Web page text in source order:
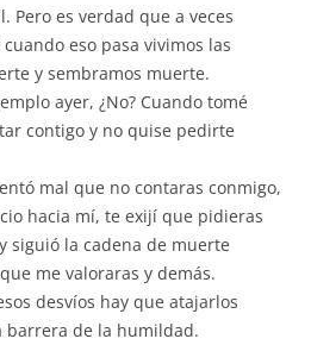
Pero es verdad que a veces
eso pasa vivimos las
y sembramos muerte.
ayer, ¿No? Cuando tomé
contigo y no quise pedirte
mal que no contaras conmigo,
hacia mí, te exijí que pidieras
siguió la cadena de muerte
me valoraras y demás.
desvíos hay que atajarlos
barrera de la humildad.